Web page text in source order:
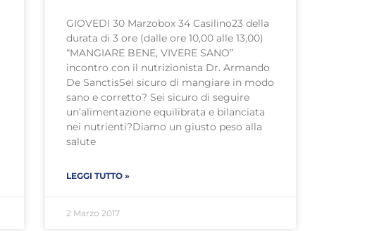
GIOVEDI 30 Marzobox 34 Casilino23 della
durata di 3 ore (dalle ore 10,00 alle 13,00)
“MANGIARE BENE, VIVERE SANO”
incontro con il nutrizionista Dr. Armando
De SanctisSei sicuro di mangiare in modo
sano e corretto? Sei sicuro di seguire
un’alimentazione equilibrata e bilanciata
nei nutrienti?Diamo un giusto peso alla
salute
LEGGI TUTTO »
2 Marzo 2017